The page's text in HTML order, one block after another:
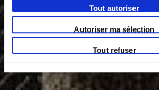
Tout autoriser
Autoriser ma sélection
Tout refuser